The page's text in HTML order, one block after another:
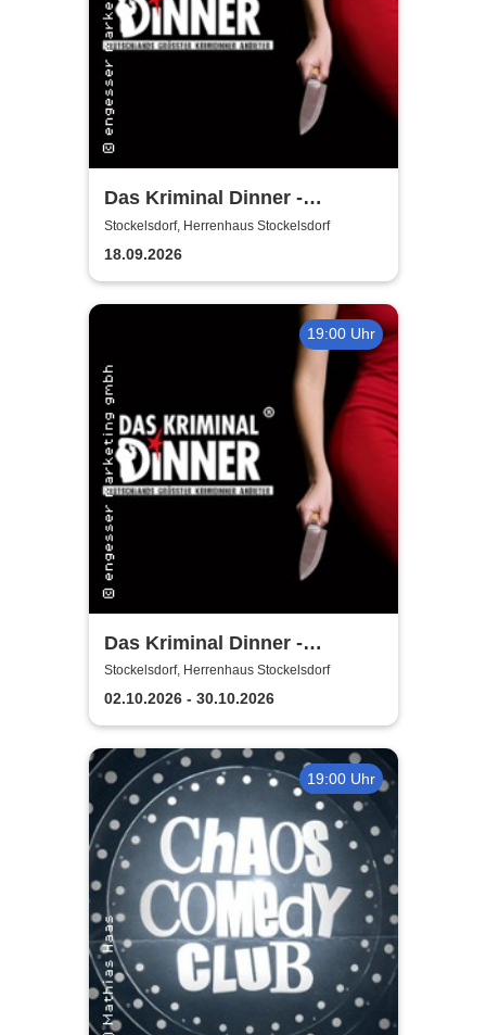
Das Kriminal Dinner -
Hauptkommissar Schröder
ermittelt
Stockelsdorf, Herrenhaus Stockelsdorf
18.09.2026
19:00 Uhr
Das Kriminal Dinner -
Krimidinner: Ein
Behördenmord
Stockelsdorf, Herrenhaus Stockelsdorf
02.10.2026 - 30.10.2026
19:00 Uhr